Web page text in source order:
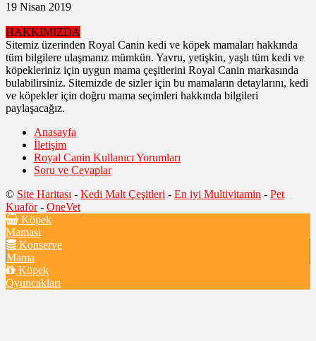
19 Nisan 2019
HAKKIMIZDA
Sitemiz üzerinden Royal Canin kedi ve köpek mamaları hakkında
tüm bilgilere ulaşmanız mümkün. Yavru, yetişkin, yaşlı tüm kedi ve
köpekleriniz için uygun mama çeşitlerini Royal Canin markasında
bulabilirsiniz. Sitemizde de sizler için bu mamaların detaylarını, kedi
ve köpekler için doğru mama seçimleri hakkında bilgileri
paylaşacağız.
Anasayfa
İletişim
Royal Canin Kullanıcı Yorumları
Soru ve Cevaplar
© Site Haritası - Kedi Malt Çeşitleri - En iyi Multivitamin - Pet
Kuaför- OneVet
Köpek
Maması
Konserve
Mama
Köpek
Oyuncakları